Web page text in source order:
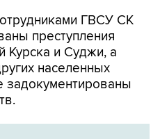
ГВСУ СК
преступления
Курска и Суджи, а
населенных
задокументированы